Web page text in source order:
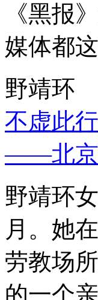
《黑报
媒体都
野靖环
不虚此行
——北京
野靖环
月。她
劳教场
的一个